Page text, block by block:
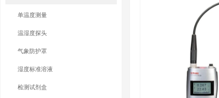
单温度测量
温湿度探头
气象防护罩
湿度标准溶液
检测试剂盒